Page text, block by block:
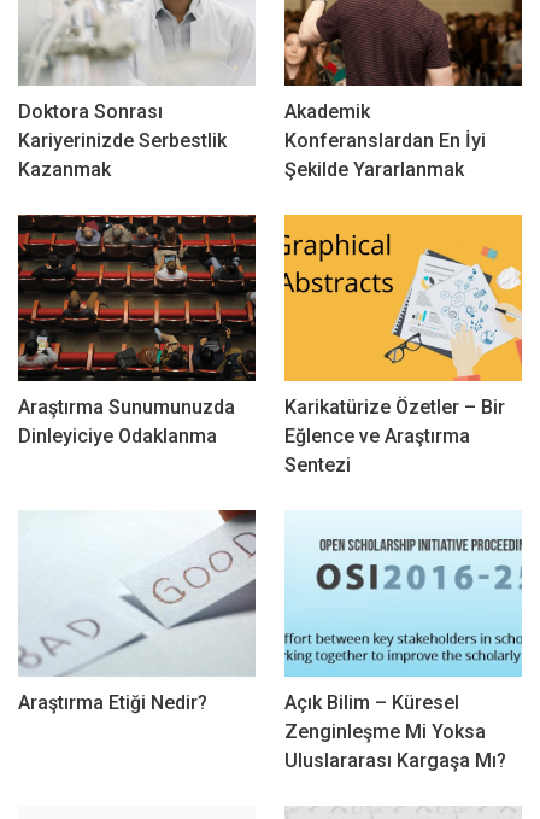
Doktora Sonrası
Kariyerinizde Serbestlik
Kazanmak
Akademik
Konferanslardan En İyi
Şekilde Yararlanmak
Araştırma Sunumunuzda
Dinleyiciye Odaklanma
Karikatürize Özetler – Bir
Eğlence ve Araştırma
Sentezi
Araştırma Etiği Nedir?
Açık Bilim – Küresel
Zenginleşme Mi Yoksa
Uluslararası Kargaşa Mı?